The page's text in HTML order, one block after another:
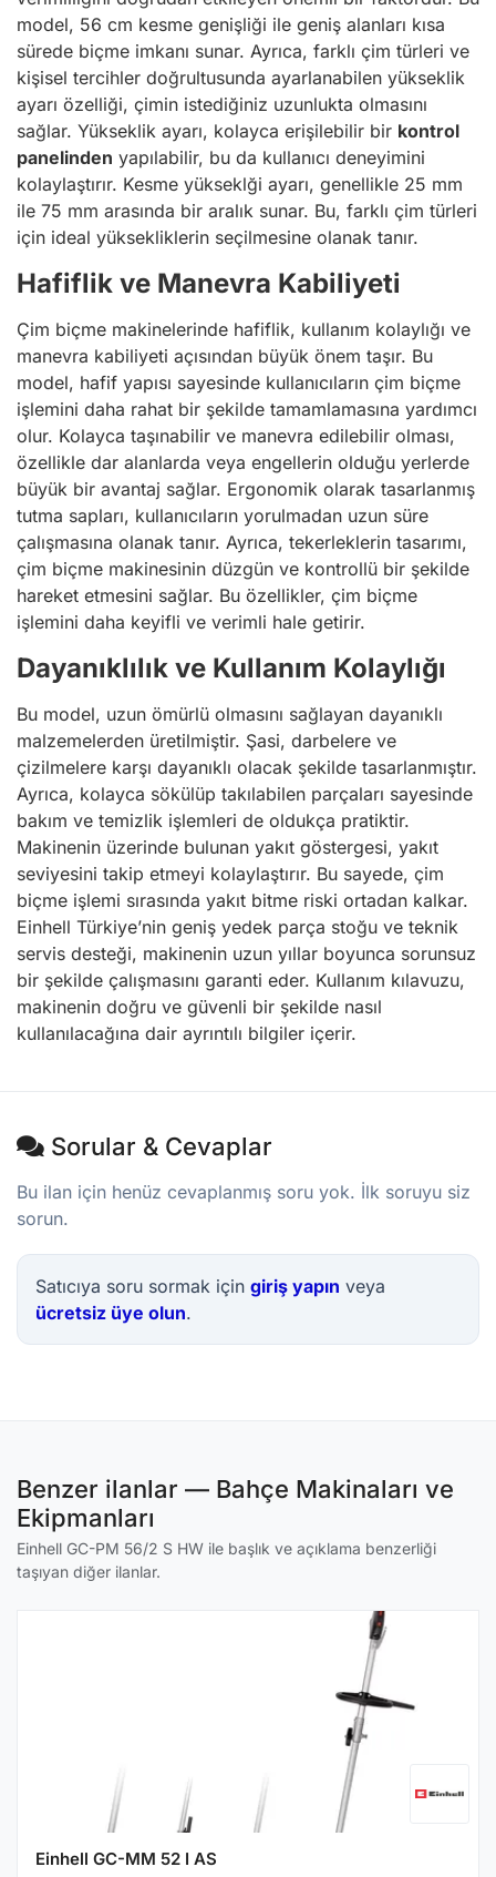
model, 56 cm kesme genişliği ile geniş alanları kısa
sürede biçme imkanı sunar. Ayrıca, farklı çim türleri ve
kişisel tercihler doğrultusunda ayarlanabilen yükseklik
ayarı özelliği, çimin istediğiniz uzunlukta olmasını
sağlar. Yükseklik ayarı, kolayca erişilebilir bir kontrol
panelinden yapılabilir, bu da kullanıcı deneyimini
kolaylaştırır. Kesme yükseklği ayarı, genellikle 25 mm
ile 75 mm arasında bir aralık sunar. Bu, farklı çim türleri
için ideal yüksekliklerin seçilmesine olanak tanır.
Hafiflik ve Manevra Kabiliyeti
Çim biçme makinelerinde hafiflik, kullanım kolaylığı ve
manevra kabiliyeti açısından büyük önem taşır. Bu
model, hafif yapısı sayesinde kullanıcıların çim biçme
işlemini daha rahat bir şekilde tamamlamasına yardımcı
olur. Kolayca taşınabilir ve manevra edilebilir olması,
özellikle dar alanlarda veya engellerin olduğu yerlerde
büyük bir avantaj sağlar. Ergonomik olarak tasarlanmış
tutma sapları, kullanıcıların yorulmadan uzun süre
çalışmasına olanak tanır. Ayrıca, tekerleklerin tasarımı,
çim biçme makinesinin düzgün ve kontrollü bir şekilde
hareket etmesini sağlar. Bu özellikler, çim biçme
işlemini daha keyifli ve verimli hale getirir.
Dayanıklılık ve Kullanım Kolaylığı
Bu model, uzun ömürlü olmasını sağlayan dayanıklı
malzemelerden üretilmiştir. Şasi, darbelere ve
çizilmelere karşı dayanıklı olacak şekilde tasarlanmıştır.
Ayrıca, kolayca sökülüp takılabilen parçaları sayesinde
bakım ve temizlik işlemleri de oldukça pratiktir.
Makinenin üzerinde bulunan yakıt göstergesi, yakıt
seviyesini takip etmeyi kolaylaştırır. Bu sayede, çim
biçme işlemi sırasında yakıt bitme riski ortadan kalkar.
Einhell Türkiye’nin geniş yedek parça stoğu ve teknik
servis desteği, makinenin uzun yıllar boyunca sorunsuz
bir şekilde çalışmasını garanti eder. Kullanım kılavuzu,
makinenin doğru ve güvenli bir şekilde nasıl
kullanılacağına dair ayrıntılı bilgiler içerir.
Sorular & Cevaplar
Bu ilan için henüz cevaplanmış soru yok. İlk soruyu siz
sorun.
Satıcıya soru sormak için giriş yapın veya
ücretsiz üye olun.
Benzer ilanlar — Bahçe Makinaları ve
Ekipmanları
Einhell GC-PM 56/2 S HW ile başlık ve açıklama benzerliği
taşıyan diğer ilanlar.
Einhell GC-MM 52 I AS